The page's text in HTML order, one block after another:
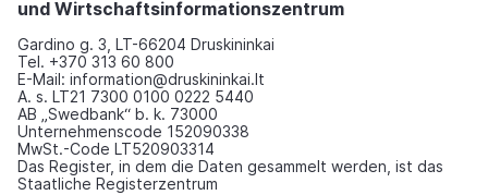
und Wirtschaftsinformationszentrum
Gardino g. 3, LT-66204 Druskininkai
Tel. +370 313 60 800
E-Mail: information@druskininkai.lt
A. s. LT21 7300 0100 0222 5440
AB „Swedbank“ b. k. 73000
Unternehmenscode 152090338
MwSt.-Code LT520903314
Das Register, in dem die Daten gesammelt werden, ist das
Staatliche Registerzentrum